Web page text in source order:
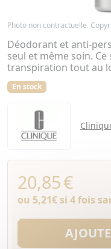
Photo non contractuelle.
Déodorant et anti-
seul et même soin.
transpiration tout au
En stock
20,85€
ou 5,21€ si 4 fois